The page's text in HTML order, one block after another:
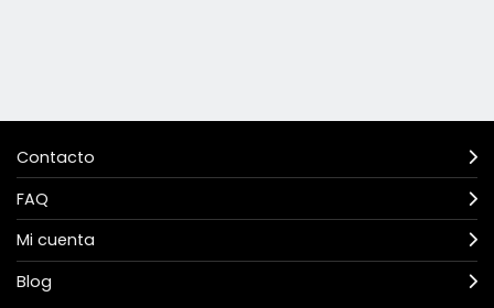
Contacto
FAQ
Mi cuenta
Blog